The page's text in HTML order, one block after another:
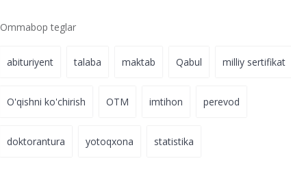
Ommabop teglar
abituriyent talaba maktab Qabul milliy sertifikat
O'qishni ko'chirish OTM imtihon perevod
doktorantura yotoqxona statistika